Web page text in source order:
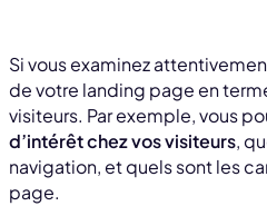
Si vous examinez
de votre landing page en
visiteurs. Par exemple, vous
d’intérêt chez vos visiteurs,
navigation, et quels sont les
page.